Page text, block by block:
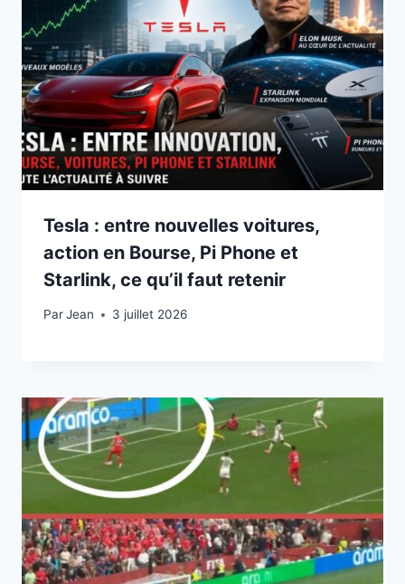
Tesla : entre nouvelles voitures,
action en Bourse, Pi Phone et
Starlink, ce qu’il faut retenir
ParJean
3 juillet 20263 juillet 2026